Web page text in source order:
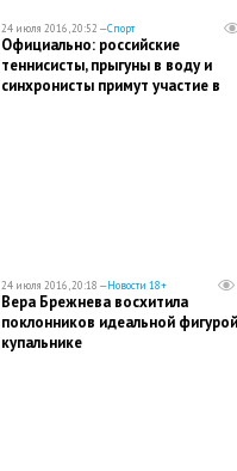
24 июля 2016, 20:52 —Спорт
Официально: российские
теннисисты, прыгуны в воду и
синхронисты примут участие в
24 июля 2016, 20:18 —Новости 18+
Вера Брежнева восхитила
поклонников идеальной
купальнике